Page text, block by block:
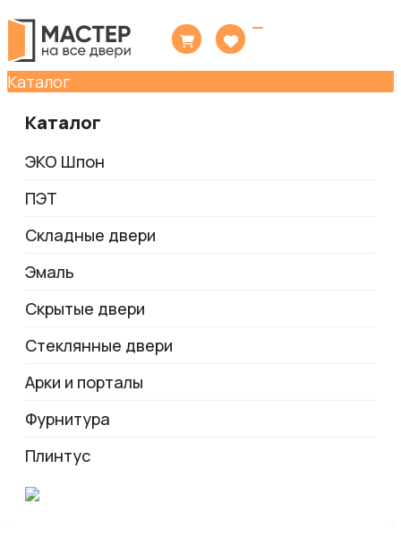
Каталог
Каталог
ЭКО Шпон
ПЭТ
Складные двери
Эмаль
Скрытые двери
Стеклянные двери
Арки и порталы
Фурнитура
Плинтус